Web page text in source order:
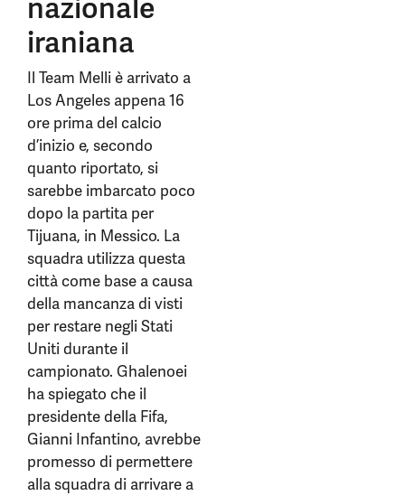
nazionale
iraniana
Il Team Melli è arrivato a
Los Angeles appena 16
ore prima del calcio
d’inizio e, secondo
quanto riportato, si
sarebbe imbarcato poco
dopo la partita per
Tijuana, in Messico. La
squadra utilizza questa
città come base a causa
della mancanza di visti
per restare negli Stati
Uniti durante il
campionato. Ghalenoei
ha spiegato che il
presidente della Fifa,
Gianni Infantino, avrebbe
promesso di permettere
alla squadra di arrivare a